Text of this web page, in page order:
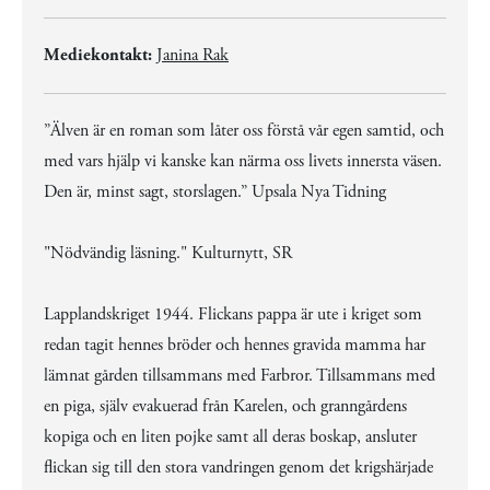
Mediekontakt: Janina Rak
”Älven är en roman som låter oss förstå vår egen samtid, och
med vars hjälp vi kanske kan närma oss livets innersta väsen.
Den är, minst sagt, storslagen.” Upsala Nya Tidning
"Nödvändig läsning." Kulturnytt, SR
Lapplandskriget 1944. Flickans pappa är ute i kriget som
redan tagit hennes bröder och hennes gravida mamma har
lämnat gården tillsammans med Farbror. Tillsammans med
en piga, själv evakuerad från Karelen, och granngårdens
kopiga och en liten pojke samt all deras boskap, ansluter
flickan sig till den stora vandringen genom det krigshärjade